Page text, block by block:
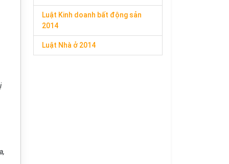
Luật Kinh doanh bất động sản
2014
Luật Nhà ở 2014